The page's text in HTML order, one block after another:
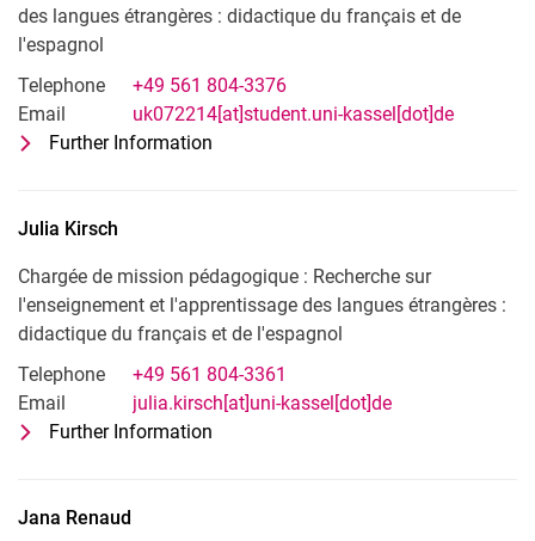
des langues étrangères : didactique du français et de
l'espagnol
Telephone
+49 561 804-3376
Email
uk072214[at]student.uni-kassel[dot]de
Further Information
Julia Kirsch
Chargée de mission pédagogique : Recherche sur
l'enseignement et l'apprentissage des langues étrangères :
didactique du français et de l'espagnol
Telephone
+49 561 804-3361
Email
julia.kirsch[at]uni-kassel[dot]de
Further Information
Jana Renaud